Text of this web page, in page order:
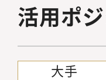
活用ポ
大手